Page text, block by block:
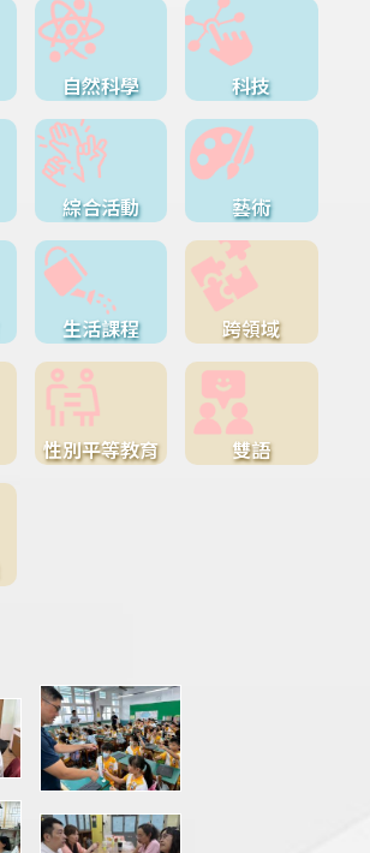
自然科學 科技
綜合活動 藝術
生活課程 跨領域
性別平等教育 雙語